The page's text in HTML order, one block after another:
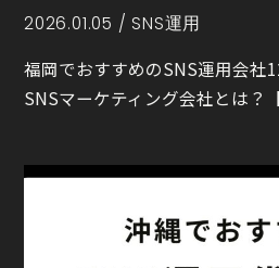
2026.01.05 / SNS運用
福岡でおすすめのSNS運用会社
SNSマーケティング会社とは？